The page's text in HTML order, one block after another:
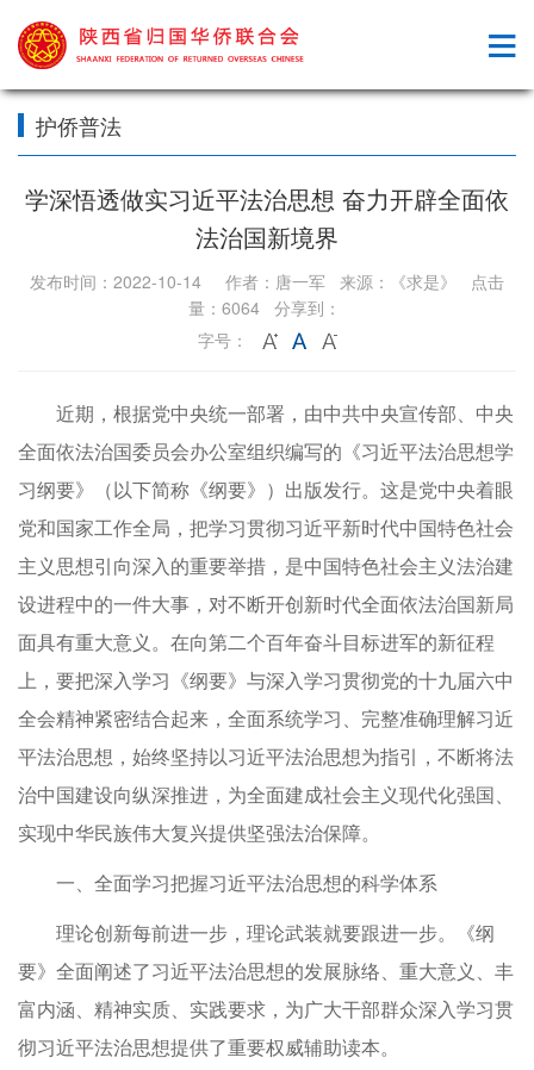
护侨普法
学深悟透做实习近平法治思想 奋力开辟全面依
法治国新境界
发布时间：2022-10-14 作者：唐一军 来源：《求是》 点击
量：6064 分享到：
字号：
近期，根据党中央统一部署，由中共中央宣传部、中央
全面依法治国委员会办公室组织编写的《习近平法治思想学
习纲要》（以下简称《纲要》）出版发行。这是党中央着眼
党和国家工作全局，把学习贯彻习近平新时代中国特色社会
主义思想引向深入的重要举措，是中国特色社会主义法治建
设进程中的一件大事，对不断开创新时代全面依法治国新局
面具有重大意义。在向第二个百年奋斗目标进军的新征程
上，要把深入学习《纲要》与深入学习贯彻党的十九届六中
全会精神紧密结合起来，全面系统学习、完整准确理解习近
平法治思想，始终坚持以习近平法治思想为指引，不断将法
治中国建设向纵深推进，为全面建成社会主义现代化强国、
实现中华民族伟大复兴提供坚强法治保障。
一、全面学习把握习近平法治思想的科学体系
理论创新每前进一步，理论武装就要跟进一步。《纲
要》全面阐述了习近平法治思想的发展脉络、重大意义、丰
富内涵、精神实质、实践要求，为广大干部群众深入学习贯
彻习近平法治思想提供了重要权威辅助读本。